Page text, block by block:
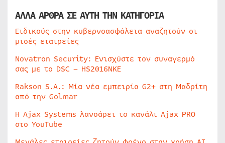
ΑΛΛΑ ΑΡΘΡΑ ΣΕ ΑΥΤΗ ΤΗΝ ΚΑΤΗΓΟΡΙΑ
Ειδικούς στην κυβερνοασφάλεια αναζητούν οι
μισές εταιρείες
Novatron Security: Ενισχύστε τον συναγερμό
σας με το DSC – HS2016NKE
Rakson S.A.: Μία νέα εμπειρία G2+ στη Μαδρίτη
από την Golmar
Η Ajax Systems λανσάρει το κανάλι Ajax PRO
στο YouTube